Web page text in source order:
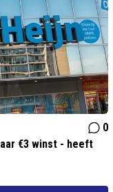
0
€3 winst - heeft